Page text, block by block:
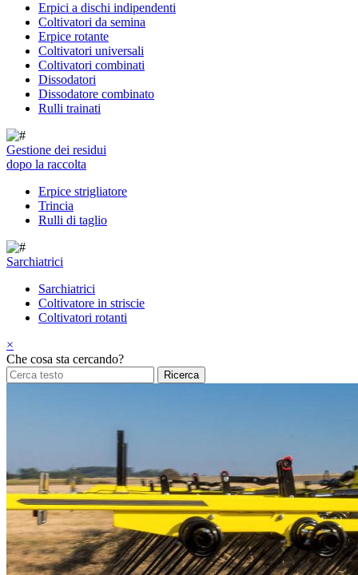
Erpici a dischi indipendenti
Coltivatori da semina
Erpice rotante
Coltivatori universali
Coltivatori combinati
Dissodatori
Dissodatore combinato
Rulli trainati
Gestione dei residui
dopo la raccolta
Erpice strigliatore
Trincia
Rulli di taglio
Sarchiatrici
Sarchiatrici
Coltivatore in striscie
Coltivatori rotanti
×
Che cosa sta cercando?